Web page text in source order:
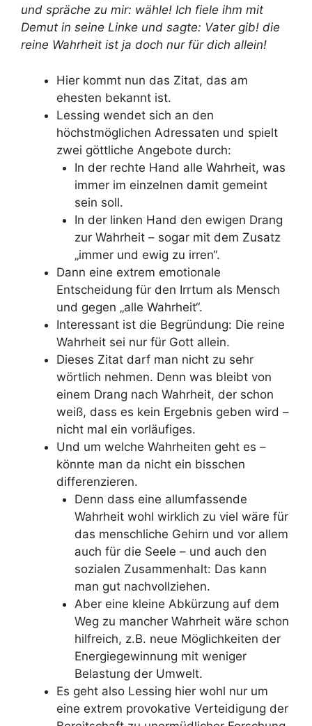
und spräche zu mir: wähle! Ich fiele ihm mit
Demut in seine Linke und sagte: Vater gib! die
reine Wahrheit ist ja doch nur für dich allein!
Hier kommt nun das Zitat, das am
ehesten bekannt ist.
Lessing wendet sich an den
höchstmöglichen Adressaten und spielt
zwei göttliche Angebote durch:
In der rechte Hand alle Wahrheit, was
immer im einzelnen damit gemeint
sein soll.
In der linken Hand den ewigen Drang
zur Wahrheit – sogar mit dem Zusatz
„immer und ewig zu irren“.
Dann eine extrem emotionale
Entscheidung für den Irrtum als Mensch
und gegen „alle Wahrheit“.
Interessant ist die Begründung: Die reine
Wahrheit sei nur für Gott allein.
Dieses Zitat darf man nicht zu sehr
wörtlich nehmen. Denn was bleibt von
einem Drang nach Wahrheit, der schon
weiß, dass es kein Ergebnis geben wird –
nicht mal ein vorläufiges.
Und um welche Wahrheiten geht es –
könnte man da nicht ein bisschen
differenzieren.
Denn dass eine allumfassende
Wahrheit wohl wirklich zu viel wäre für
das menschliche Gehirn und vor allem
auch für die Seele – und auch den
sozialen Zusammenhalt: Das kann
man gut nachvollziehen.
Aber eine kleine Abkürzung auf dem
Weg zu mancher Wahrheit wäre schon
hilfreich, z.B. neue Möglichkeiten der
Energiegewinnung mit weniger
Belastung der Umwelt.
Es geht also Lessing hier wohl nur um
eine extrem provokative Verteidigung der